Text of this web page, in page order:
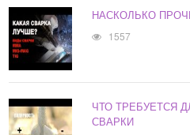
НАСКОЛЬКО
1557
ЧТО ТРЕБУЕТСЯ
СВАРКИ